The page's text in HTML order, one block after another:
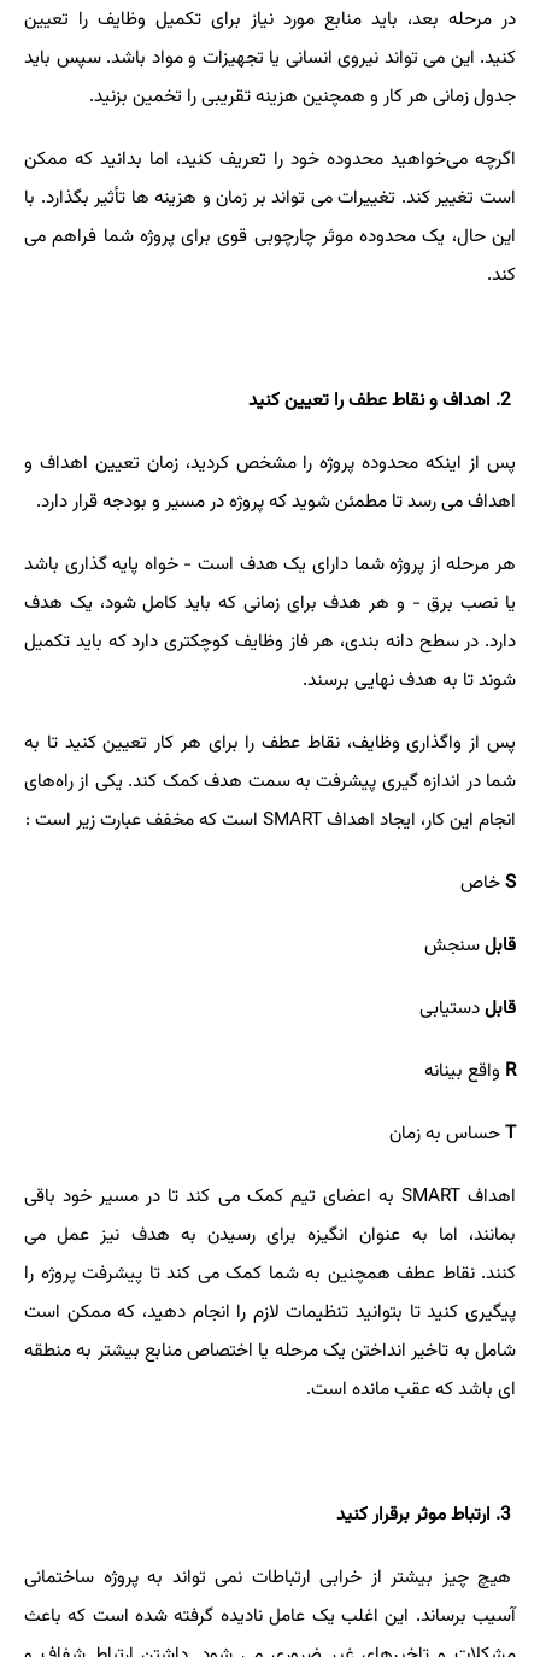
در مرحله بعد، باید منابع مورد نیاز برای تکمیل وظایف را تعیین
کنید. این می تواند نیروی انسانی یا تجهیزات و مواد باشد. سپس باید
جدول زمانی هر کار و همچنین هزینه تقریبی را تخمین بزنید.
اگرچه می‌خواهید محدوده خود را تعریف کنید، اما بدانید که ممکن
است تغییر کند. تغییرات می تواند بر زمان و هزینه ها تأثیر بگذارد. با
این حال، یک محدوده موثر چارچوبی قوی برای پروژه شما فراهم می
کند.
2. اهداف و نقاط عطف را تعیین کنید
پس از اینکه محدوده پروژه را مشخص کردید، زمان تعیین اهداف و
اهداف می رسد تا مطمئن شوید که پروژه در مسیر و بودجه قرار دارد.
هر مرحله از پروژه شما دارای یک هدف است - خواه پایه گذاری باشد
یا نصب برق - و هر هدف برای زمانی که باید کامل شود، یک هدف
دارد. در سطح دانه بندی، هر فاز وظایف کوچکتری دارد که باید تکمیل
شوند تا به هدف نهایی برسند.
پس از واگذاری وظایف، نقاط عطف را برای هر کار تعیین کنید تا به
شما در اندازه گیری پیشرفت به سمت هدف کمک کند. یکی از راه‌های
انجام این کار، ایجاد اهدافSMART است که مخفف عبارت زیر است :
Sخاص
قابلسنجش
قابلدستیابی
R واقع بینانه
Tحساس به زمان
اهدافSMART به اعضای تیم کمک می کند تا در مسیر خود باقی
بمانند، اما به عنوان انگیزه برای رسیدن به هدف نیز عمل می
کنند. نقاط عطف همچنین به شما کمک می کند تا پیشرفت پروژه را
پیگیری کنید تا بتوانید تنظیمات لازم را انجام دهید، که ممکن است
شامل به تاخیر انداختن یک مرحله یا اختصاص منابع بیشتر به منطقه
ای باشد که عقب مانده است.
3. ارتباط موثر برقرار کنید
هیچ چیز بیشتر از خرابی ارتباطات نمی تواند به پروژه ساختمانی
آسیب برساند. این اغلب یک عامل نادیده گرفته شده است که باعث